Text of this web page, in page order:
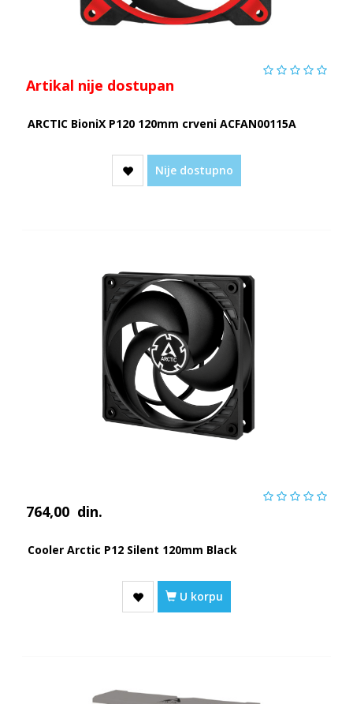
Artikal nije dostupan
ARCTIC BioniX P120 120mm crveni ACFAN00115A
Nije dostupno
764,00 din.
Cooler Arctic P12 Silent 120mm Black
U korpu